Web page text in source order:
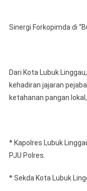
Sinergi Forkopimda di
Dari Kota Lubuk
kehadiran jajaran
ketahanan pangan
* Kapolres Lubuk
PJU Polres.
* Sekda Kota Lubuk